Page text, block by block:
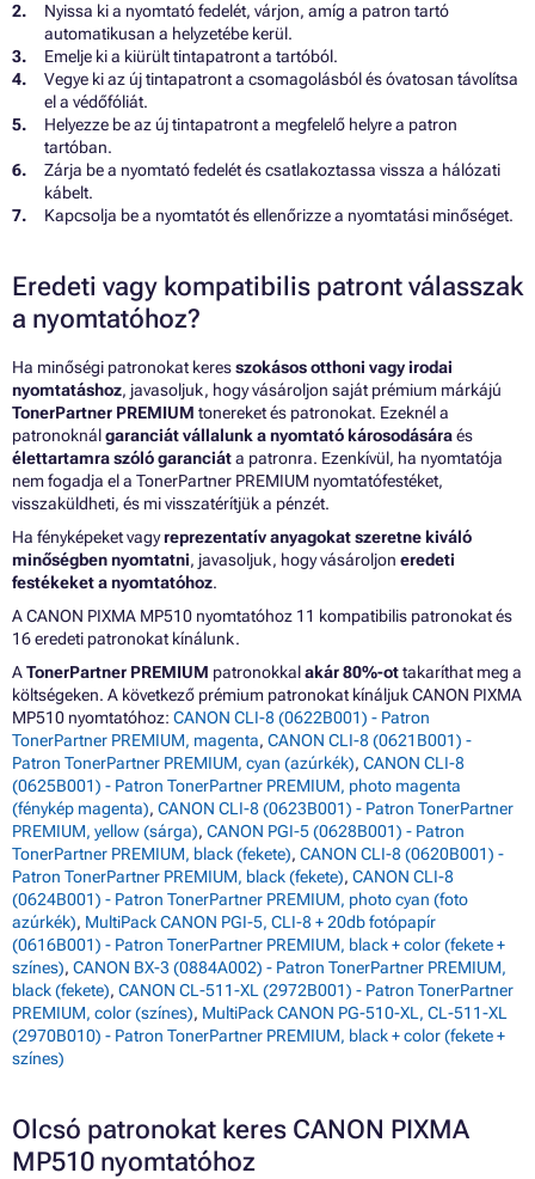
Nyissa ki a nyomtató fedelét, várjon, amíg a patron tartó
automatikusan a helyzetébe kerül.
Emelje ki a kiürült tintapatront a tartóból.
Vegye ki az új tintapatront a csomagolásból és óvatosan távolítsa
el a védőfóliát.
Helyezze be az új tintapatront a megfelelő helyre a patron
tartóban.
Zárja be a nyomtató fedelét és csatlakoztassa vissza a hálózati
kábelt.
Kapcsolja be a nyomtatót és ellenőrizze a nyomtatási minőséget.
Eredeti vagy kompatibilis patront válasszak
a nyomtatóhoz?
Ha minőségi patronokat keresszokásos otthoni vagy irodai
nyomtatáshoz, javasoljuk, hogy vásároljon saját prémium márkájú
TonerPartner PREMIUM tonereket és patronokat. Ezeknél a
patronoknálgaranciát vállalunk a nyomtató károsodásáraés
élettartamra szóló garanciáta patronra. Ezenkívül, ha nyomtatója
nem fogadja el a TonerPartner PREMIUM nyomtatófestéket,
visszaküldheti, és mi visszatérítjük a pénzét.
Ha fényképeket vagyreprezentatív anyagokat szeretne kiváló
minőségben nyomtatni, javasoljuk, hogy vásároljon eredeti
festékeket a nyomtatóhoz.
A CANON PIXMA MP510 nyomtatóhoz 11 kompatibilis patronokat és
16 eredeti patronokat kínálunk.
ATonerPartner PREMIUM patronokkalakár 80%-ottakaríthat meg a
költségeken. A következő prémium patronokat kínáljuk CANON PIXMA
MP510 nyomtatóhoz: CANON CLI-8 (0622B001) - Patron
TonerPartner PREMIUM, magenta, CANON CLI-8 (0621B001) -
Patron TonerPartner PREMIUM, cyan (azúrkék), CANON CLI-8
(0625B001) - Patron TonerPartner PREMIUM, photo magenta
(fénykép magenta), CANON CLI-8 (0623B001) - Patron TonerPartner
PREMIUM, yellow (sárga), CANON PGI-5 (0628B001) - Patron
TonerPartner PREMIUM, black (fekete), CANON CLI-8 (0620B001) -
Patron TonerPartner PREMIUM, black (fekete), CANON CLI-8
(0624B001) - Patron TonerPartner PREMIUM, photo cyan (foto
azúrkék), MultiPack CANON PGI-5, CLI-8 + 20db fotópapír
(0616B001) - Patron TonerPartner PREMIUM, black + color (fekete +
színes), CANON BX-3 (0884A002) - Patron TonerPartner PREMIUM,
black (fekete), CANON CL-511-XL (2972B001) - Patron TonerPartner
PREMIUM, color (színes), MultiPack CANON PG-510-XL, CL-511-XL
(2970B010) - Patron TonerPartner PREMIUM, black + color (fekete +
színes)
Olcsó patronokat keres CANON PIXMA
MP510 nyomtatóhoz